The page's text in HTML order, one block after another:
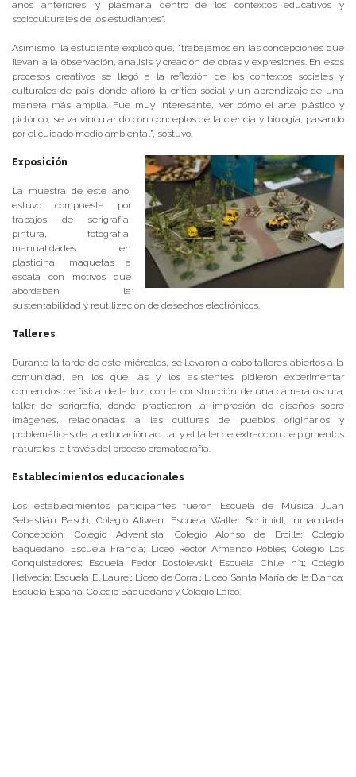
años anteriores, y plasmarla dentro de los contextos educativos y
socioculturales de los estudiantes”.
Asimismo, la estudiante explicó que, “trabajamos en las concepciones que
llevan a la observación, análisis y creación de obras y expresiones. En esos
procesos creativos se llegó a la reflexión de los contextos sociales y
culturales de país, donde afloró la crítica social y un aprendizaje de una
manera más amplia. Fue muy interesante, ver cómo el arte plástico y
pictórico, se va vinculando con conceptos de la ciencia y biología, pasando
por el cuidado medio ambiental”, sostuvo.
Exposición
La muestra de este año,
estuvo compuesta por
trabajos de serigrafía,
pintura, fotografía,
manualidades en
plasticina, maquetas a
escala con motivos que
abordaban la
sustentabilidad y reutilización de desechos electrónicos.
Talleres
Durante la tarde de este miércoles, se llevaron a cabo talleres abiertos a la
comunidad, en los que las y los asistentes pidieron experimentar
contenidos de física de la luz, con la construcción de una cámara oscura;
taller de serigrafía, donde practicaron la impresión de diseños sobre
imágenes, relacionadas a las culturas de pueblos originarios y
problemáticas de la educación actual y el taller de extracción de pigmentos
naturales, a través del proceso cromatografía.
Establecimientos educacionales
Los establecimientos participantes fueron Escuela de Música Juan
Sebastián Basch; Colegio Aliwen; Escuela Walter Schimidt; Inmaculada
Concepción; Colegio Adventista; Colegio Alonso de Ercilla; Colegio
Baquedano; Escuela Francia; Liceo Rector Armando Robles; Colegio Los
Conquistadores; Escuela Fedor Dostoievski; Escuela Chile n°1; Colegio
Helvecia; Escuela El Laurel; Liceo de Corral; Liceo Santa María de la Blanca;
Escuela España; Colegio Baquedano y Colegio Laico.